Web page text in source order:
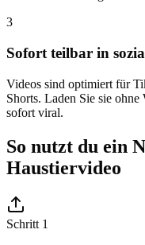
3
Sofort teilbar in
Videos sind optimiert für
Shorts. Laden Sie sie ohne
sofort viral.
So nutzt du ein
Haustiervideo
Schritt 1